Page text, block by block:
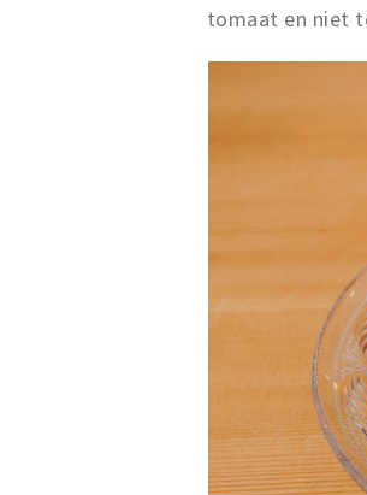
tomaat en niet